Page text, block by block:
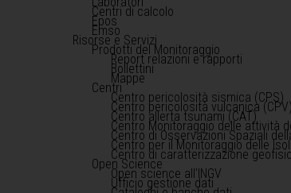
Centri di calcolo
Epos
Emso
Risorse e Servizi
Prodotti del Monitoraggio
Report relazioni e rapporti
Bollettini
Mappe
Centri
Centro pericolosità sismica (CPS)
Centro pericolosità vulcanica (CPV)
Centro allerta tsunami (CAT)
Centro Monitoraggio delle attività
Centro di Osservazioni Spaziali
Centro per il Monitoraggio delle
Centro di caratterizzazione
Open Science
Open science all'INGV
Ufficio gestione dati